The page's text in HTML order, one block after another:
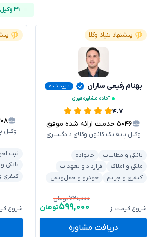
۳۱ وکیل آنلاین
پیشنهاد بنیاد وکلا
بهنام رفیعی ساران
تایید شده
آماده مشاوره فوری
۴.۷
۵۰۴۶ خدمت ارائه شده موفق
وکیل پایه یک کانون وکلای دادگستری
بانکی و مطالبات
خانواده
ملکی و املاک
قرارداد و تعهدات
کیفری و جرایم
خودرو و حمل‌ونقل
شروع قیمت از
۷۲۰,۰۰۰تومان
۵۹۹,۰۰۰تومان
دریافت مشاوره
وکیل
ثبت
بانکی
کیفری
شروع